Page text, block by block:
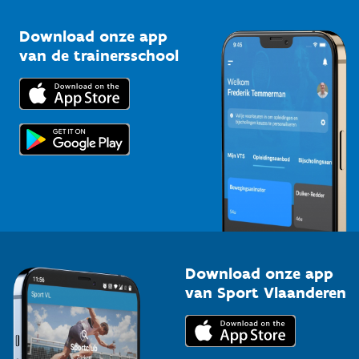
Bedrijven
Trainers en begeleiders
Topsporters
Kennisplatform
Downloads
Voor de pers
Download onze app
van de trainersschool
Download onze app
van Sport Vlaanderen